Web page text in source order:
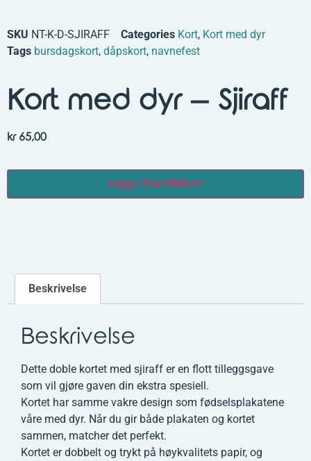
SKU NT-K-D-SJIRAFF Categories Kort, Kort med dyr
Tags bursdagskort, dåpskort, navnefest
Kort med dyr – Sjiraff
kr65,00
Legg i handlekurv
Beskrivelse
Beskrivelse
Dette doble kortet med sjiraff er en flott tilleggsgave
som vil gjøre gaven din ekstra spesiell.
Kortet har samme vakre design som fødselsplakatene
våre med dyr. Når du gir både plakaten og kortet
sammen, matcher det perfekt.
Kortet er dobbelt og trykt på høykvalitets papir, og